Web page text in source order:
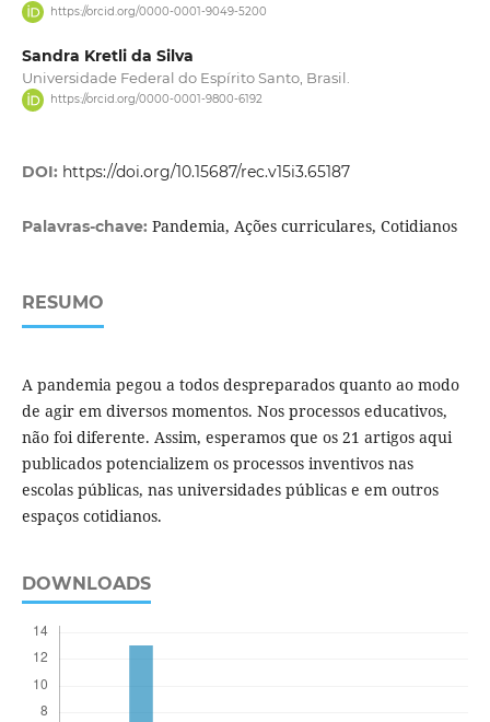
https://orcid.org/0000-0001-9049-5200
Sandra Kretli da Silva
Universidade Federal do Espírito Santo, Brasil.
https://orcid.org/0000-0001-9800-6192
DOI: https://doi.org/10.15687/rec.v15i3.65187
Palavras-chave: Pandemia, Ações curriculares, Cotidianos
RESUMO
A pandemia pegou a todos despreparados quanto ao modo
de agir em diversos momentos. Nos processos educativos,
não foi diferente. Assim, esperamos que os 21 artigos aqui
publicados potencializem os processos inventivos nas
escolas públicas, nas universidades públicas e em outros
espaços cotidianos.
DOWNLOADS